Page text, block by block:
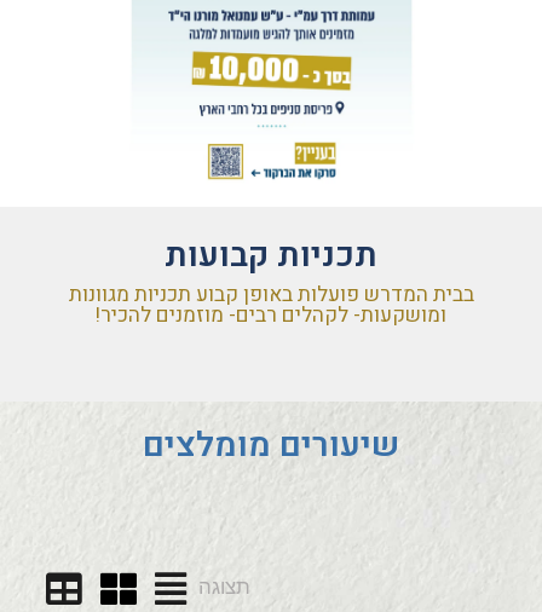
תכניות קבועות
בבית המדרש פועלות באופן קבוע תכניות מגוונות
ומושקעות- לקהלים רבים- מוזמנים להכיר!
שיעורים מומלצים
תצוגה